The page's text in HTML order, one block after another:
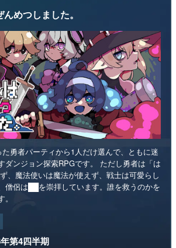
めつしました。
た勇者パーティから1人だけ選んで、ともに迷
ダンジョン探索RPGです。 ただし勇者は「は
、魔法使いは魔法が使えず、戦士は可愛らし
僧侶は██を崇拝しています。誰を救うのかを
第4四半期